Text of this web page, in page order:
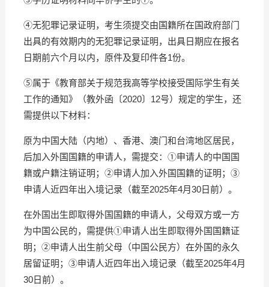
④无犯罪记录证明，考生须提交由国籍所在国政府部门
出具的有效期内的无犯罪记录证明，出具日期应在报名
日期前六个月以内，原件及复印件各1份。
⑤属于《教育部关于规范我高等学校接受国际学生有关
工作的通知》（教外函〔2020〕12号）规定的学生，还
需提供以下材料：
原为中国大陆（内地）、香港、澳门和台湾地区居民，
后加入外国国籍的申请人，需提交：①申请人的中国国
籍或户籍注销证明；②申请人加入外国国籍的证明；③
申请人近四年出入境记录（截至2025年4月30日前）。
在外国出生即取得外国国籍的申请人，父母双方或一方
为中国公民的，需提供①申请人出生即取得外国国籍证
明；②申请人出生前父母（中国公民方）在外国的永久
居留证明；③申请人近四年出入境记录（截至2025年4月
30日前）。